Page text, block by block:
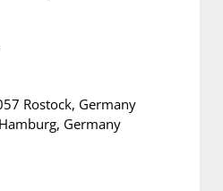
Rostock, Germany
Germany